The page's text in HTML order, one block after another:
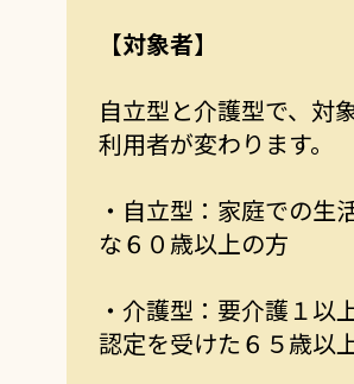
【対象者】
自立型と介護型で、対
利用者が変わります。
・自立型：家庭での生
な６０歳以上の方
・介護型：要介護１以
認定を受けた６５歳以